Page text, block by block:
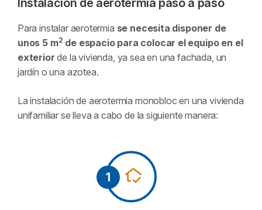
Instalación de aerotermia paso a paso
Para instalar aerotermia se necesita disponer de
unos 5 m2 de espacio para colocar el equipo en el
exterior de la vivienda, ya sea en una fachada, un
jardín o una azotea.
La instalación de aerotermia monobloc en una vivienda
unifamiliar se lleva a cabo de la siguiente manera:
1